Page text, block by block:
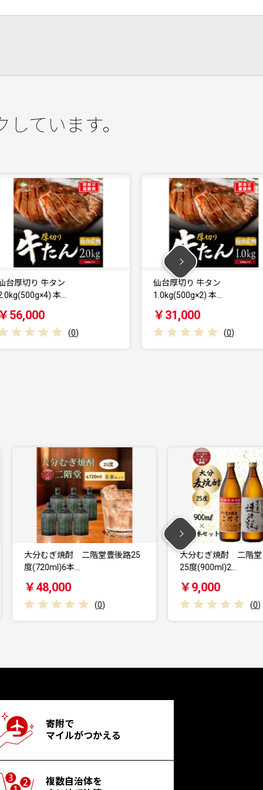
ています。
仙台厚切り 牛タン
1.0kg(500g×2) 本…
￥31,000
仙台厚切り 牛タ
塩味 肉厚…
￥18,500
大分むぎ焼酎 二階堂と速津媛
25度(900ml)2…
￥9,000
【全国テレビで
ハンバーグ(5個
￥18,000
寄附で
マイルがつかえる
複数自治体を